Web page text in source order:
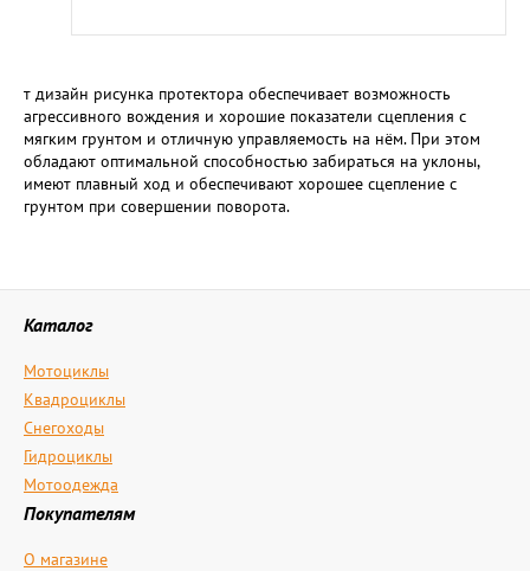
т дизайн рисунка протектора обеспечивает возможность
агрессивного вождения и хорошие показатели сцепления с
мягким грунтом и отличную управляемость на нём. При этом
обладают оптимальной способностью забираться на уклоны,
имеют плавный ход и обеспечивают хорошее сцепление с
грунтом при совершении поворота.
Каталог
Мотоциклы
Квадроциклы
Снегоходы
Гидроциклы
Мотоодежда
Покупателям
О магазине